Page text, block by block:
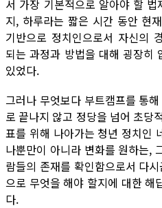
서 가장 기본적으로 알아야 할
지, 하루라는 짧은 시간 동안 현
기반으로 정치인으로서 자신의
되는 과정과 방법을 대해 굉장히
있었다.
그러나 무엇보다 부트캠프를 통
로 끝나지 않고 정당을 넘어 초당
표를 위해 나아가는 청년 정치인
나뿐만이 아니라 변화를 원하는,
람들의 존재를 확인함으로서 다
으로 무엇을 해야 할지에 대한 해
다.